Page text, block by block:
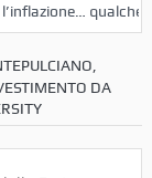
qualche
DA